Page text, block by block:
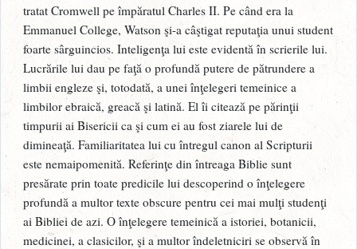
tratat Cromwell pe împăratul Charles II. Pe când era la
Emmanuel College, Watson şi-a câştigat reputaţia unui student
foarte sârguincios. Inteligenţa lui este evidentă în scrierile lui.
Lucrările lui dau pe faţă o profundă putere de pătrundere a
limbii engleze şi, totodată, a unei înţelegeri temeinice a
limbilor ebraică, greacă şi latină. El îi citează pe părinţii
timpurii ai Bisericii ca şi cum ei au fost ziarele lui de
dimineaţă. Familiaritatea lui cu întregul canon al Scripturii
este nemaipomenită. Referinţe din întreaga Biblie sunt
presărate prin toate predicile lui descoperind o înţelegere
profundă a multor texte obscure pentru cei mai mulţi studenţi
ai Bibliei de azi. O înţelegere temeinică a istoriei, botanicii,
medicinei, a clasicilor, şi a multor îndeletniciri se observă în